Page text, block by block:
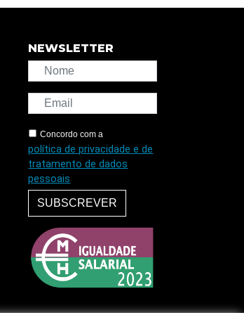
NEWSLETTER
Concordo com a
política de privacidade e de
tratamento de dados
pessoais
SUBSCREVER